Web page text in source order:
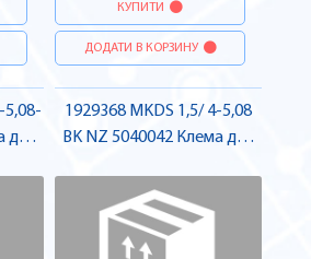
КУПИТИ
ДОДАТИ В КОРЗИНУ
5,08-
для
1929368 MKDS 1,5/ 4-5,08
BK NZ 5040042 Клема для
Pheonix Contact